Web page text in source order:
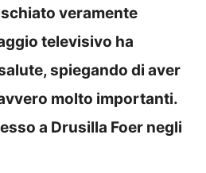
veramente
televisivo ha
spiegando di aver
molto importanti.
a Drusilla Foer negli